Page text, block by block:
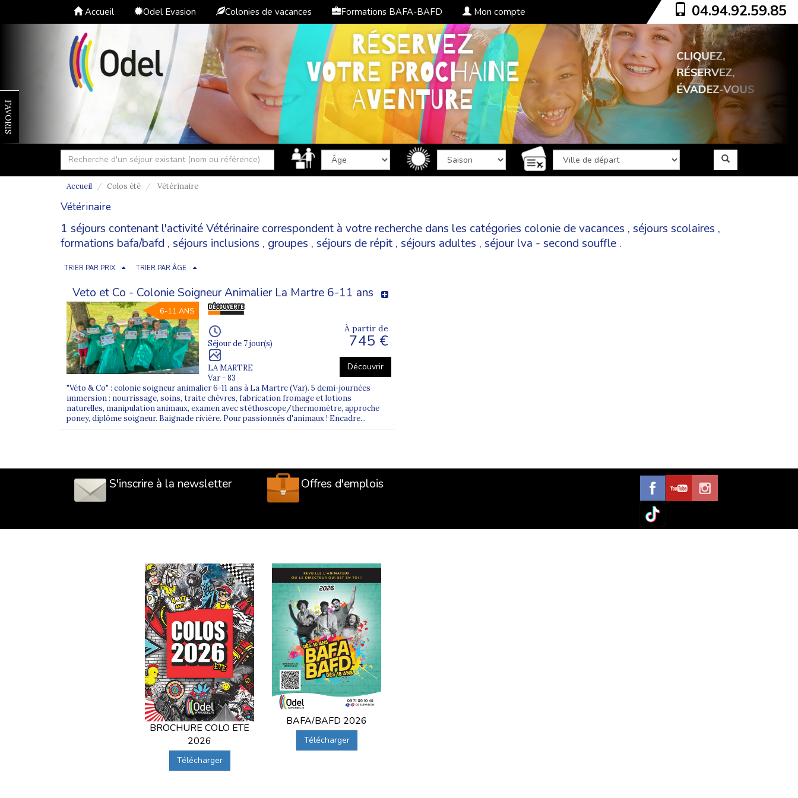
Accueil Odel Evasion Colonies de vacances Formations BAFA-BAFD Mon compte 04.94.92.59.85
FAVORIS
Accueil Colos été Vétérinaire
Vétérinaire
1 séjours contenant l'activité Vétérinaire correspondent à votre recherche dans les catégories colonie de vacances , séjours scolaires ,
formations bafa/bafd , séjours inclusions , groupes , séjours de répit , séjours adultes , séjour lva - second souffle .
TRIER PAR PRIX TRIER PAR ÂGE
Veto et Co - Colonie Soigneur Animalier La Martre 6-11 ans
6-11 ANS
Séjour de 7 jour(s)
LA MARTRE
Var - 83
À partir de
745 €
Découvrir
"Véto & Co" : colonie soigneur animalier 6-11 ans à La Martre (Var). 5 demi-journées
immersion : nourrissage, soins, traite chèvres, fabrication fromage et lotions
naturelles, manipulation animaux, examen avec stéthoscope/thermomètre, approche
poney, diplôme soigneur. Baignade rivière. Pour passionnés d'animaux ! Encadre...
S'inscrire à la newsletter Offres d'emplois
BROCHURE COLO ETE
2026
Télécharger
BAFA/BAFD 2026
Télécharger